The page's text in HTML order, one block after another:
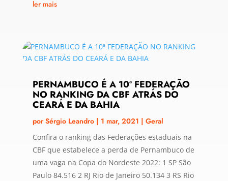
ler mais
PERNAMBUCO É A 10ª FEDERAÇÃO
NO RANKING DA CBF ATRÁS DO
CEARÁ E DA BAHIA
porSérgio Leandro| 1 mar, 2021 | Geral
Confira o ranking das Federações estaduais na
CBF que estabelece a perda de Pernambuco de
uma vaga na Copa do Nordeste 2022: 1 SP São
Paulo 84.516 2 RJ Rio de Janeiro 50.134 3 RS Rio